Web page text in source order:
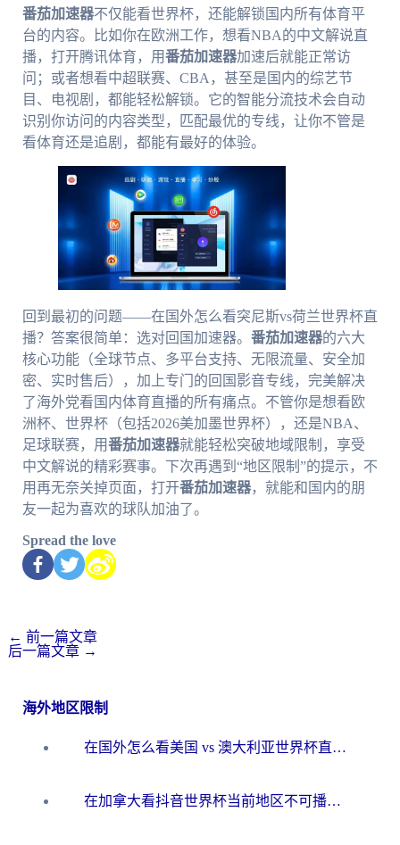
番茄加速器不仅能看世界杯，还能解锁国内所有体育平
台的内容。比如你在欧洲工作，想看NBA的中文解说直
播，打开腾讯体育，用番茄加速器加速后就能正常访
问；或者想看中超联赛、CBA，甚至是国内的综艺节
目、电视剧，都能轻松解锁。它的智能分流技术会自动
识别你访问的内容类型，匹配最优的专线，让你不管是
看体育还是追剧，都能有最好的体验。
回到最初的问题——在国外怎么看突尼斯vs荷兰世界杯直
播？答案很简单：选对回国加速器。 番茄加速器的六大
核心功能（全球节点、多平台支持、无限流量、安全加
密、实时售后），加上专门的回国影音专线，完美解决
了海外党看国内体育直播的所有痛点。不管你是想看欧
洲杯、世界杯（包括2026美加墨世界杯），还是NBA、
足球联赛，用番茄加速器就能轻松突破地域限制，享受
中文解说的精彩赛事。下次再遇到“地区限制”的提示，不
用再无奈关掉页面，打开番茄加速器，就能和国内的朋
友一起为喜欢的球队加油了。
Spread the love
← 前一篇文章
后一篇文章 →
海外地区限制
在国外怎么看美国 vs 澳大利亚世界杯直播？海外党必藏的中文解说观赛指南
在加拿大看抖音世界杯当前地区不可播放？海外党体育观赛终极指南